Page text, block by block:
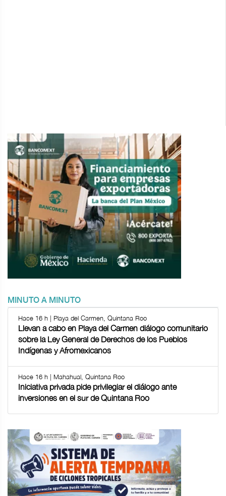
MINUTO A MINUTO
Hace 16 h | Playa del Carmen, Quintana Roo
Llevan a cabo en Playa del Carmen diálogo comunitario
sobre la Ley General de Derechos de los Pueblos
Indígenas y Afromexicanos
Hace 16 h | Mahahual, Quintana Roo
Iniciativa privada pide privilegiar el diálogo ante
inversiones en el sur de Quintana Roo